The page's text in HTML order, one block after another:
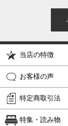
当店の特徴
お客様の声
特定商取引法
特集・読み物